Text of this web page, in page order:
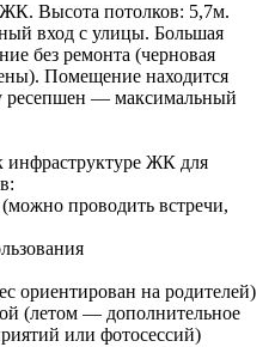
Высота потолков: 5,7м.
вход с улицы. Большая
без ремонта (черновая
Помещение находится
ресепшен — максимальный
ЖК для
проводить встречи,
ориентирован на родителей)
(летом — дополнительное
или фотосессий)